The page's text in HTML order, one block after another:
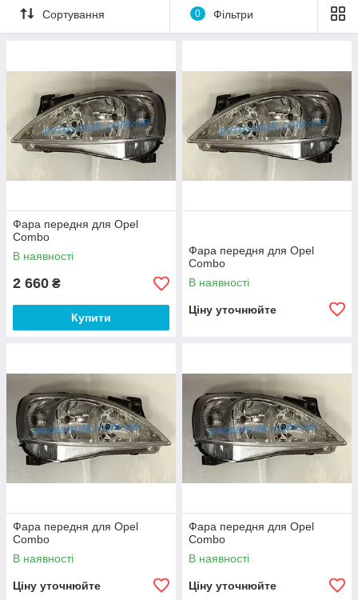
Сортування 0 Фільтри
Фара передня для Opel
Combo
В наявності
2 660 ₴
Купити
Фара передня для Opel
Combo
В наявності
Ціну уточнюйте
Фара передня для Opel
Combo
В наявності
Ціну уточнюйте
Фара передня для Opel
Combo
В наявності
Ціну уточнюйте